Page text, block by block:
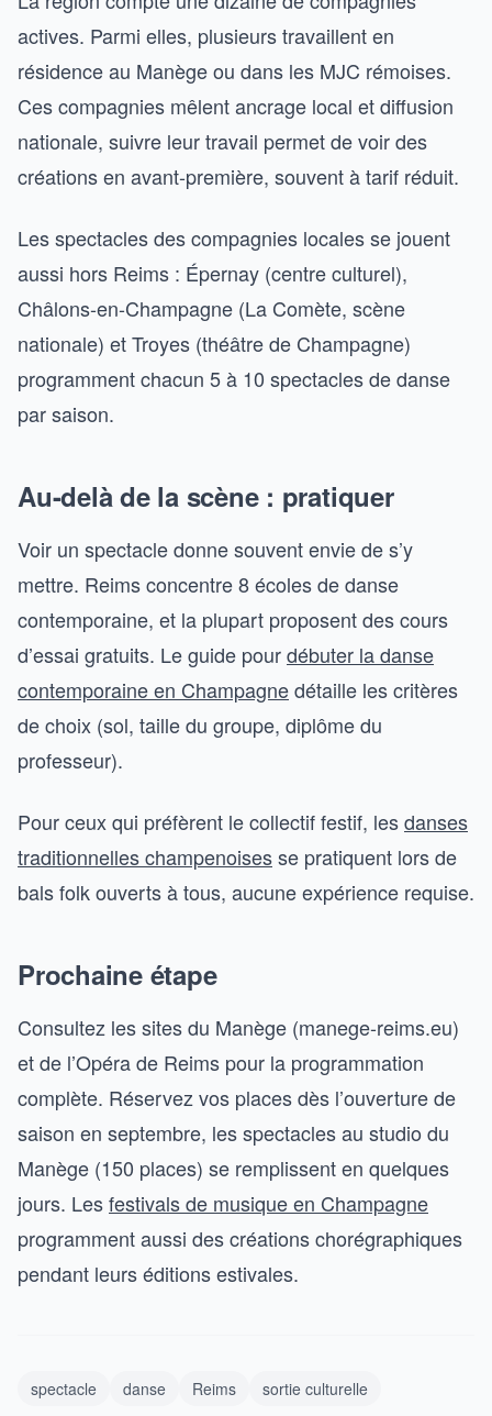
actives. Parmi elles, plusieurs travaillent en
résidence au Manège ou dans les MJC rémoises.
Ces compagnies mêlent ancrage local et diffusion
nationale, suivre leur travail permet de voir des
créations en avant-première, souvent à tarif réduit.
Les spectacles des compagnies locales se jouent
aussi hors Reims : Épernay (centre culturel),
Châlons-en-Champagne (La Comète, scène
nationale) et Troyes (théâtre de Champagne)
programment chacun 5 à 10 spectacles de danse
par saison.
Au-delà de la scène : pratiquer
Voir un spectacle donne souvent envie de s’y
mettre. Reims concentre 8 écoles de danse
contemporaine, et la plupart proposent des cours
d’essai gratuits. Le guide pourdébuter la danse
contemporaine en Champagnedétaille les critères
de choix (sol, taille du groupe, diplôme du
professeur).
Pour ceux qui préfèrent le collectif festif, lesdanses
traditionnelles champenoisesse pratiquent lors de
bals folk ouverts à tous, aucune expérience requise.
Prochaine étape
Consultez les sites du Manège (manege-reims.eu)
et de l’Opéra de Reims pour la programmation
complète. Réservez vos places dès l’ouverture de
saison en septembre, les spectacles au studio du
Manège (150 places) se remplissent en quelques
jours. Lesfestivals de musique en Champagne
programment aussi des créations chorégraphiques
pendant leurs éditions estivales.
spectacle danse Reims sortie culturelle